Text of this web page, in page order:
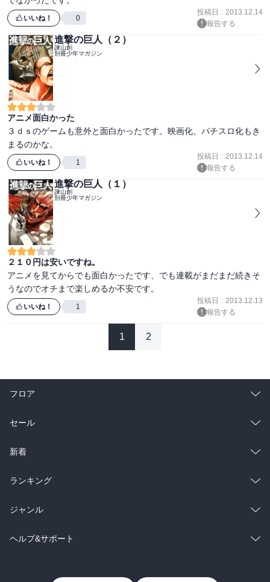
いいね！ 0
投稿日 : 2013.12.14
報告する
進撃の巨人（２）
諫山創
別冊少年マガジン
アニメ面白かった
３ｄｓのゲームも意外と面白かったです。映画化、パチスロ化もき
まるのかな。
いいね！ 1
投稿日 : 2013.12.14
報告する
進撃の巨人（１）
諫山創
別冊少年マガジン
２１０円は安いですね。
アニメを見てからでも面白かったです、でも連載がまだまだ続きそ
うなのでオチまで楽しめるか不安です。
いいね！ 1
投稿日 : 2013.12.13
報告する
1 2
フロア
総合
ラノベ
雑誌・グラビア
BL・TL
セール
総合
ラノベ
雑誌・グラビア
BL・TL
新着
総合
ラノベ
雑誌・グラビア
ランキング
総合
ラノベ
ジャンル
コミック
ヘルプ&サポート